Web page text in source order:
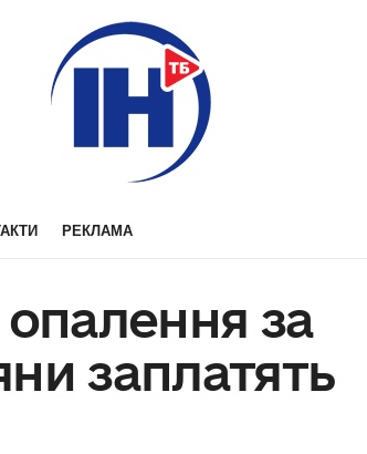
РЕКЛАМА
за
заплатять